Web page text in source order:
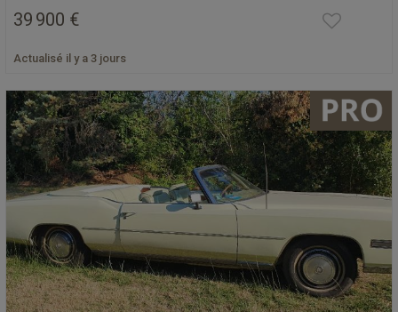
39 900 €
Actualisé il y a 3 jours